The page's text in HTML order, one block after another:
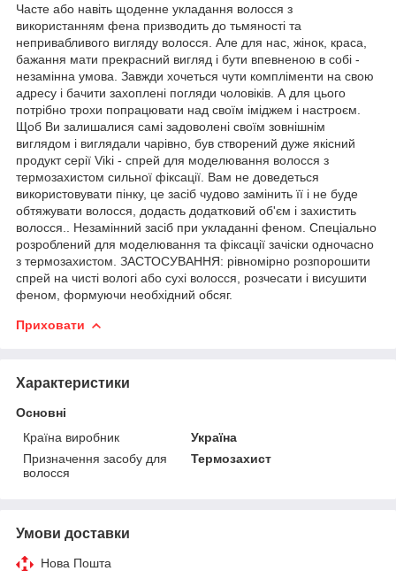
Часте або навіть щоденне укладання волосся з
використанням фена призводить до тьмяності та
непривабливого вигляду волосся. Але для нас, жінок, краса,
бажання мати прекрасний вигляд і бути впевненою в собі -
незамінна умова. Завжди хочеться чути компліменти на свою
адресу і бачити захоплені погляди чоловіків. А для цього
потрібно трохи попрацювати над своїм іміджем і настроєм.
Щоб Ви залишалися самі задоволені своїм зовнішнім
виглядом і виглядали чарівно, був створений дуже якісний
продукт серії Viki - спрей для моделювання волосся з
термозахистом сильної фіксації. Вам не доведеться
використовувати пінку, це засіб чудово замінить її і не буде
обтяжувати волосся, додасть додатковий об'єм і захистить
волосся.. Незамінний засіб при укладанні феном. Спеціально
розроблений для моделювання та фіксації зачіски одночасно
з термозахистом. ЗАСТОСУВАННЯ: рівномірно розпорошити
спрей на чисті вологі або сухі волосся, розчесати і висушити
феном, формуючи необхідний обсяг.
Приховати
Характеристики
Основні
Країна виробник
Україна
Призначення засобу для
волосся
Термозахист
Умови доставки
Нова Пошта